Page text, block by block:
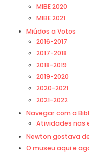
MIBE 2020
MIBE 2021
Miúdos a Votos
2016-2017
2017-2018
2018-2019
2019-2020
2020-2021
2021-2022
Navegar com a
Atividades nas
Newton gostava
O museu aqui e